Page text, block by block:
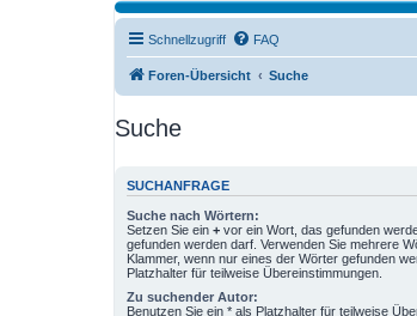
Schnellzugriff FAQ
Foren-Übersicht Suche
Suche
SUCHANFRAGE
Suche nach Wörtern:
Setzen Sie ein + vor ein Wort, das gefunden
gefunden werden darf. Verwenden Sie mehrere
Klammer, wenn nur eines der Wörter gefunden
Platzhalter für teilweise Übereinstimmungen.
Zu suchender Autor:
Benutzen Sie ein * als Platzhalter für teilweise